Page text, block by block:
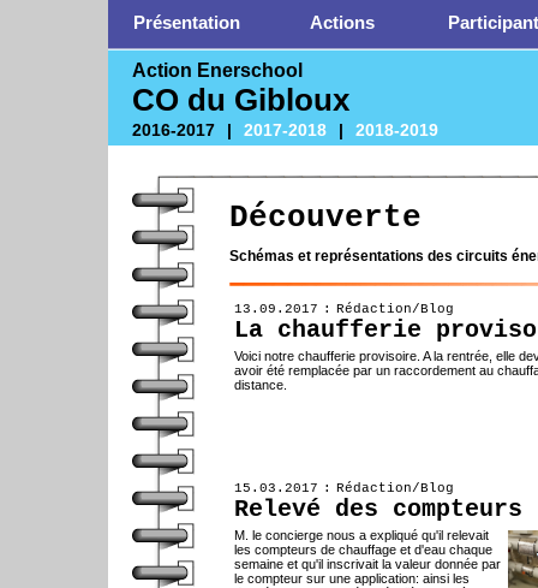
Présentation Actions
Action Enerschool
CO du Gibloux
2016-2017 | 2017-2018 | 2018-2019
Découverte
Schémas et représentations des circuits
13.09.2017 : Rédaction/Blog
La chaufferie
Voici notre chaufferie provisoire. A la rentrée, elle
avoir été remplacée par un raccordement au
distance.
15.03.2017 : Rédaction/Blog
Relevé des
M. le concierge nous a expliqué qu'il relevait
les compteurs de chauffage et d'eau chaque
semaine et qu'il inscrivait la valeur donnée par
le compteur sur une application: ainsi les